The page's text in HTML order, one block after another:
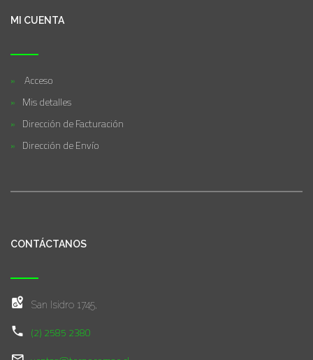
MI CUENTA
Acceso
Mis detalles
Dirección de Facturación
Dirección de Envío
CONTÁCTANOS
San Isidro 1745,
(2) 2585 2380